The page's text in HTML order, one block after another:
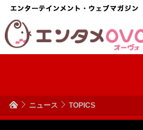
ニュース TOPICS